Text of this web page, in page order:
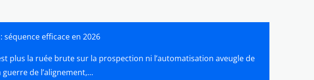
séquence efficace en 2026
plus la ruée brute sur la prospection ni l’automatisation aveugle de
guerre de l’alignement,…